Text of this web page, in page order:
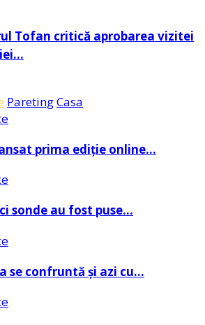
Tofan critică aprobarea vizitei
ParetingCasa
prima ediție online…
sonde au fost puse…
se confruntă și azi cu…